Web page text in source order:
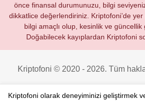
önce finansal durumunuzu, bilgi
dikkatlice değerlendiriniz. Kriptofoni’de
bilgi amaçlı olup, kesinlik ve güncellik
Doğabilecek kayıplardan Kriptofoni
Kriptofoni © 2020 - 2026. Tüm
Kriptofoni olarak deneyiminizi geliştirmek